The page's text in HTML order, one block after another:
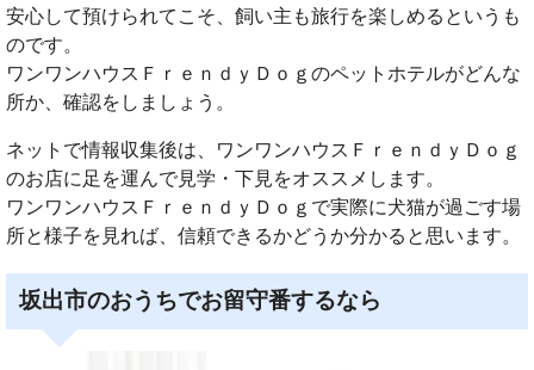
安心して預けられてこそ、飼い主も旅行を楽しめるというも
のです。
ワンワンハウスＦｒｅｎｄｙＤｏｇのペットホテルがどんな
所か、確認をしましょう。
ネットで情報収集後は、ワンワンハウスＦｒｅｎｄｙＤｏｇ
のお店に足を運んで見学・下見をオススメします。
ワンワンハウスＦｒｅｎｄｙＤｏｇで実際に犬猫が過ごす場
所と様子を見れば、信頼できるかどうか分かると思います。
坂出市のおうちでお留守番するなら